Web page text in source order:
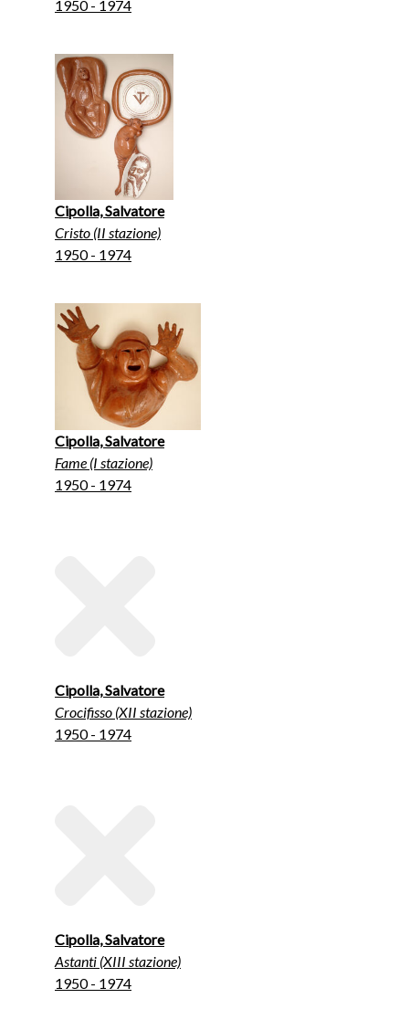
1950 - 1974
Cipolla, Salvatore
Cristo (II stazione)
1950 - 1974
Cipolla, Salvatore
Fame (I stazione)
1950 - 1974
Cipolla, Salvatore
Crocifisso (XII stazione)
1950 - 1974
Cipolla, Salvatore
Astanti (XIII stazione)
1950 - 1974